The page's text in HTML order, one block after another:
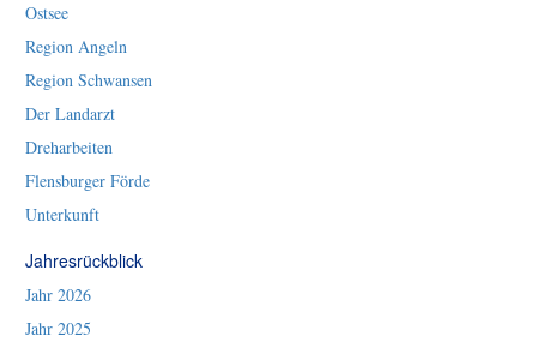
Ostsee
Region Angeln
Region Schwansen
Der Landarzt
Dreharbeiten
Flensburger Förde
Unterkunft
Jahresrückblick
Jahr 2026
Jahr 2025